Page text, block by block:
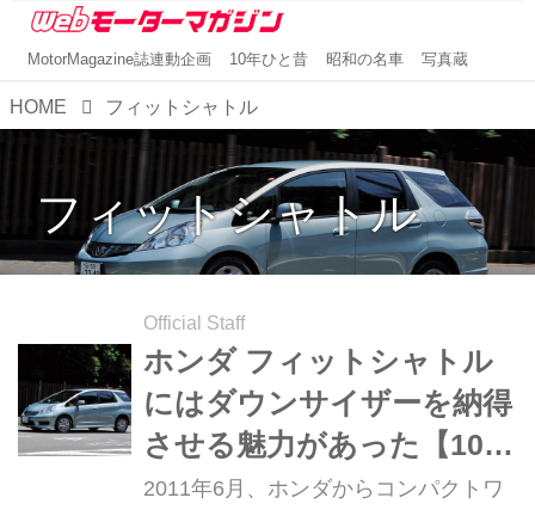
MotorMagazine誌連動企画 10年ひと昔 昭和の名車 写真蔵
HOME フィットシャトル
フィットシャトル
Official Staff
ホンダ フィットシャトル
にはダウンサイザーを納得
させる魅力があった【10年
ひと昔の新車】
2011年6月、ホンダからコンパクトワ